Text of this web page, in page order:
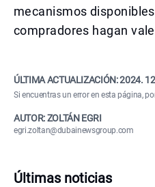
mecanismos
compradores hagan
ÚLTIMA ACTUALIZACIÓN:2024.
Si encuentras un error en esta página,
AUTOR: ZOLTÁN EGRI
egri.zoltan@dubainewsgroup.com
Últimas noticias